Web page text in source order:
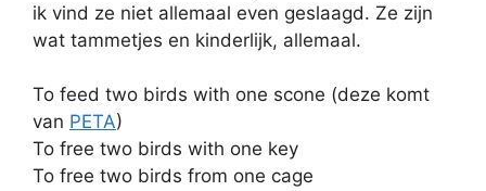
ik vind ze niet allemaal even geslaagd. Ze zijn
wat tammetjes en kinderlijk, allemaal.
To feed two birds with one scone (deze komt
van PETA)
To free two birds with one key
To free two birds from one cage